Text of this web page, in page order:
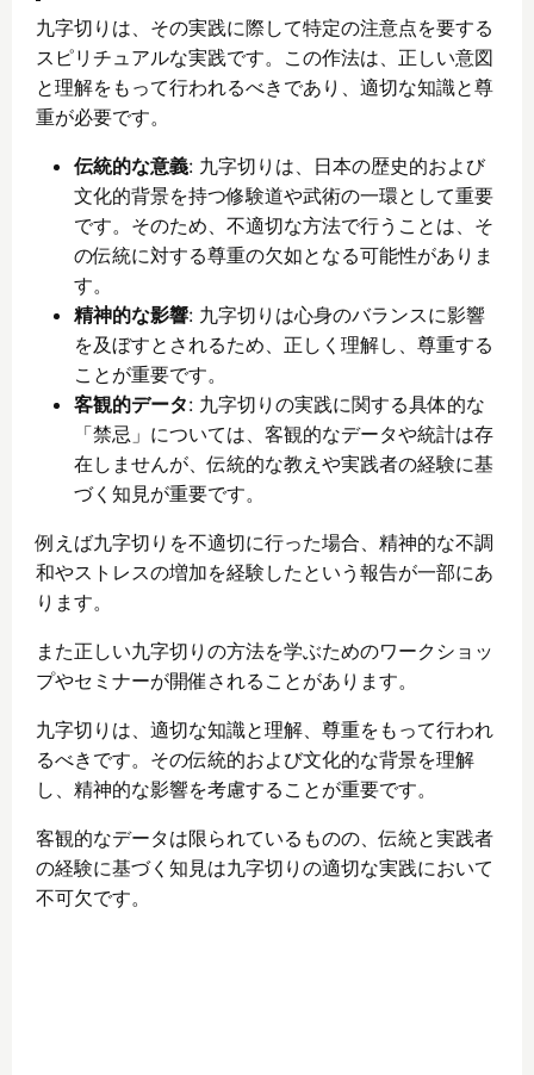
九字切りは、その実践に際して特定の注意点を要する
スピリチュアルな実践です。この作法は、正しい意図
と理解をもって行われるべきであり、適切な知識と尊
重が必要です。
伝統的な意義: 九字切りは、日本の歴史的および
文化的背景を持つ修験道や武術の一環として重要
です。そのため、不適切な方法で行うことは、そ
の伝統に対する尊重の欠如となる可能性がありま
す。
精神的な影響: 九字切りは心身のバランスに影響
を及ぼすとされるため、正しく理解し、尊重する
ことが重要です。
客観的データ: 九字切りの実践に関する具体的な
「禁忌」については、客観的なデータや統計は存
在しませんが、伝統的な教えや実践者の経験に基
づく知見が重要です。
例えば九字切りを不適切に行った場合、精神的な不調
和やストレスの増加を経験したという報告が一部にあ
ります。
また正しい九字切りの方法を学ぶためのワークショッ
プやセミナーが開催されることがあります。
九字切りは、適切な知識と理解、尊重をもって行われ
るべきです。その伝統的および文化的な背景を理解
し、精神的な影響を考慮することが重要です。
客観的なデータは限られているものの、伝統と実践者
の経験に基づく知見は九字切りの適切な実践において
不可欠です。